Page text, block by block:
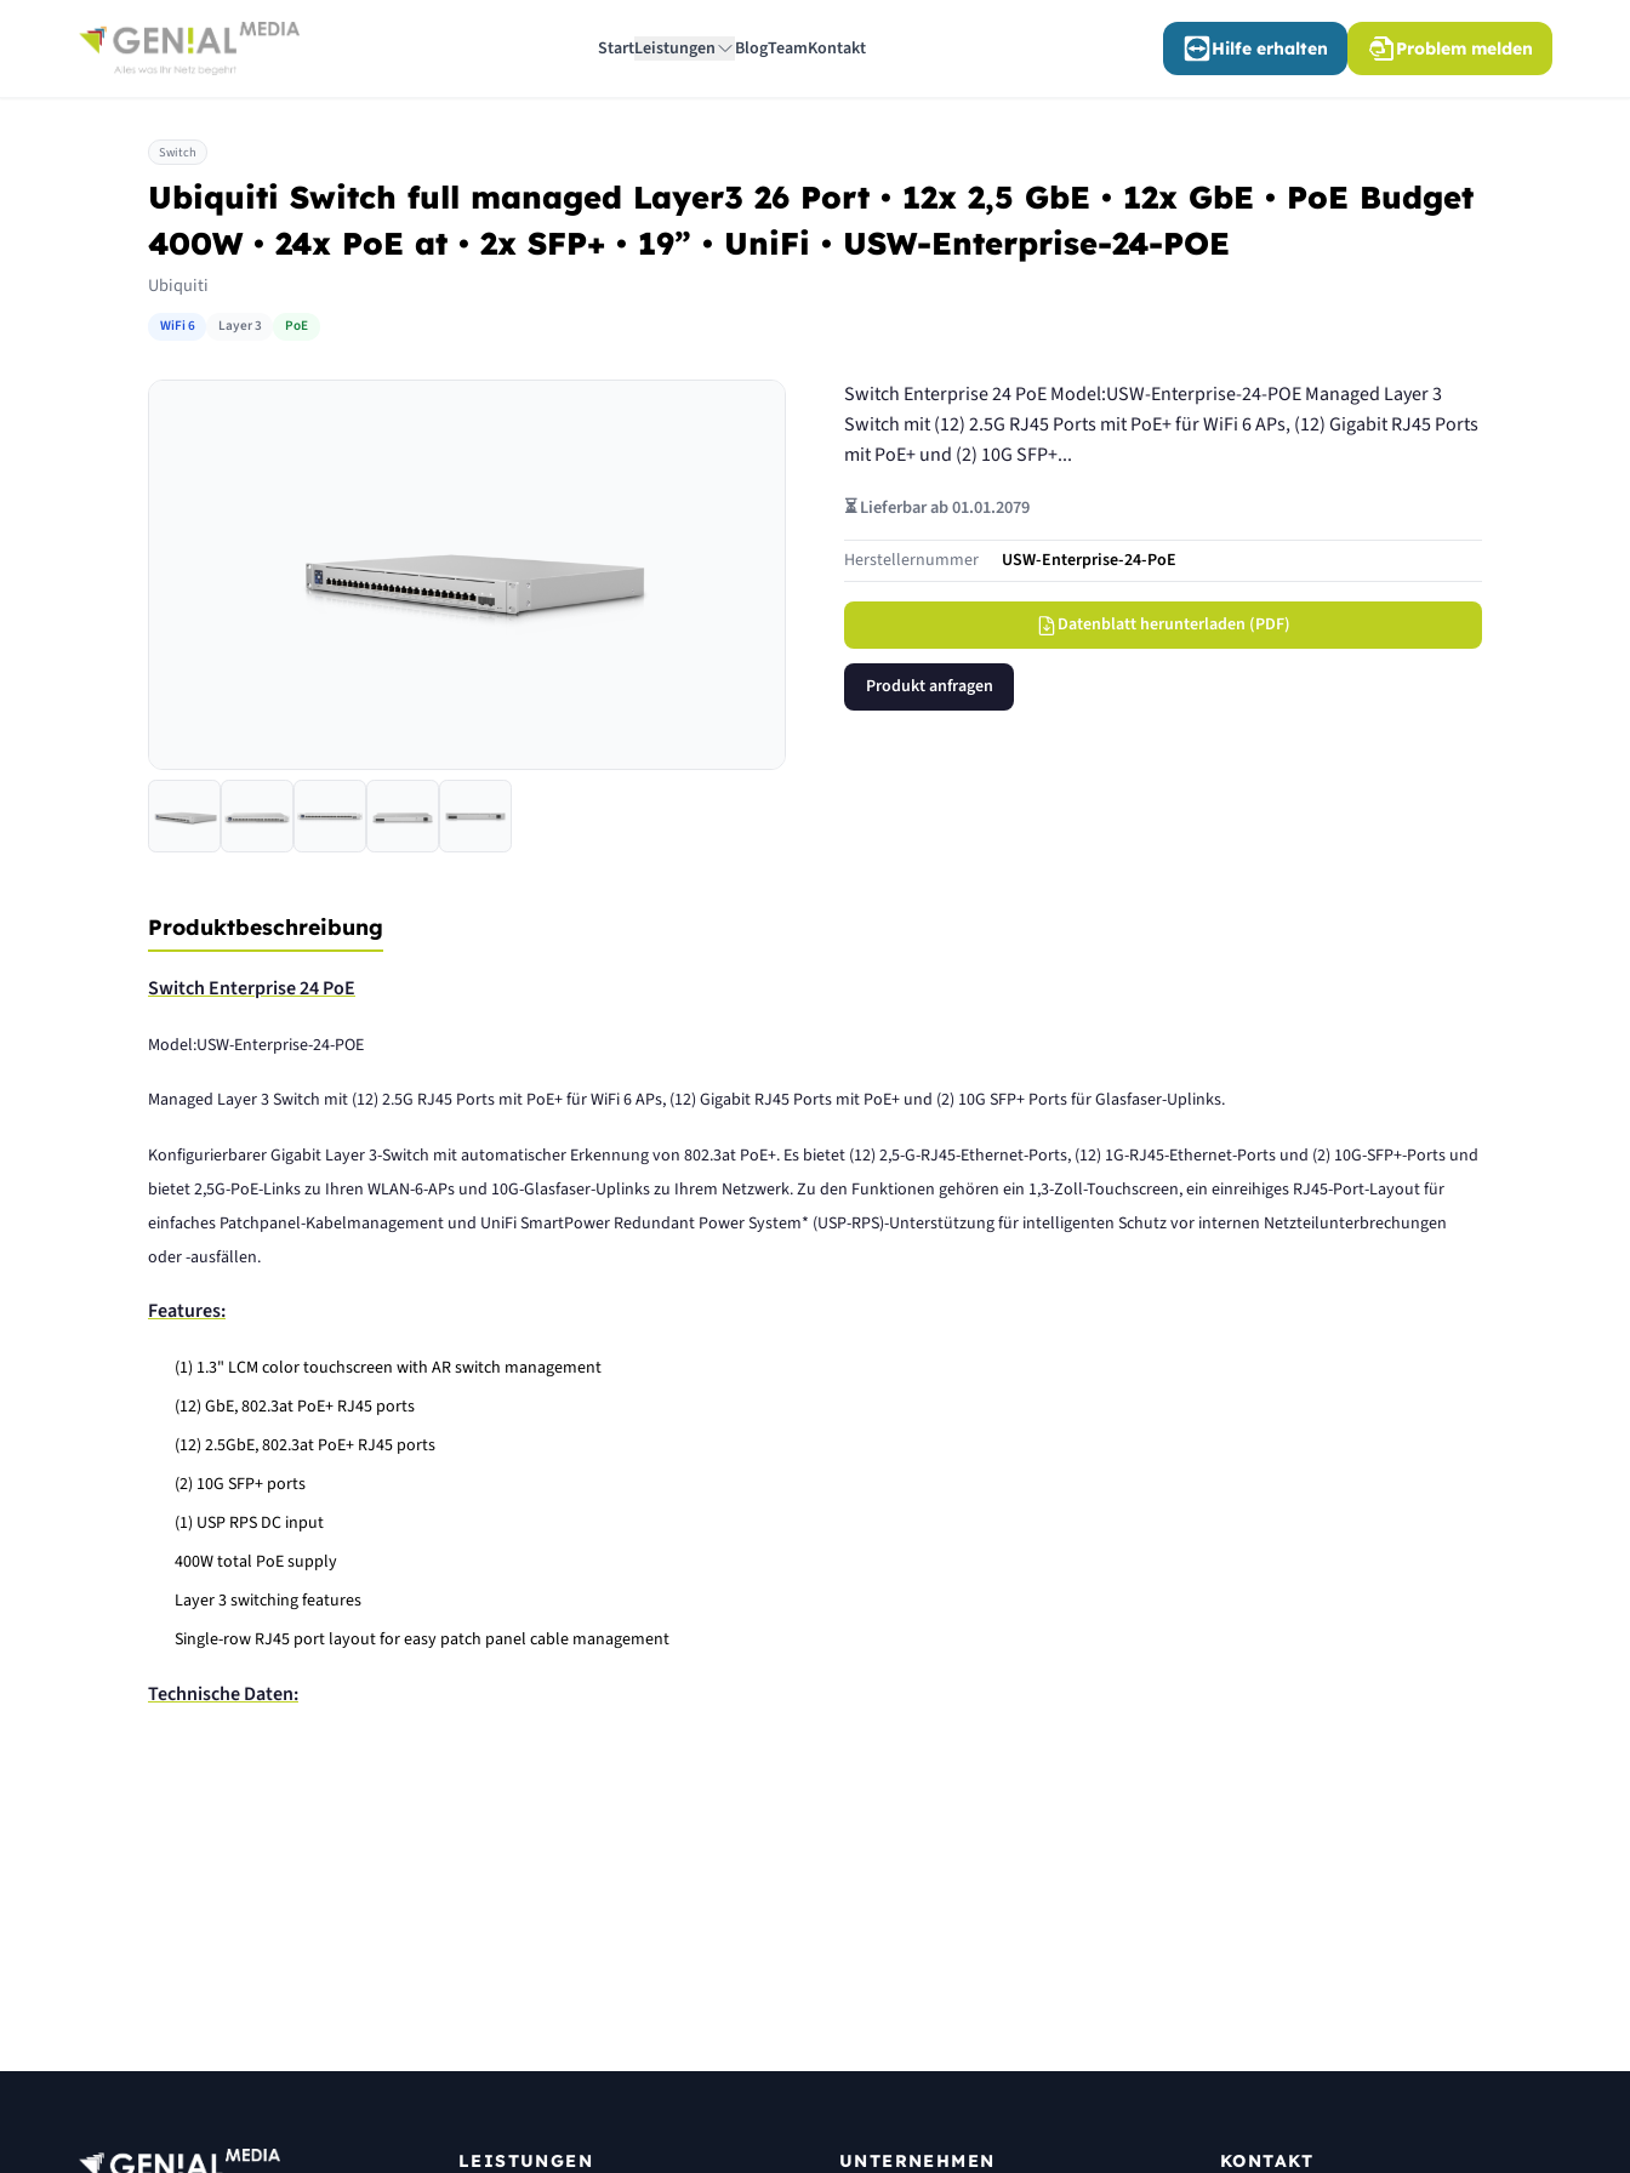
StartLeistungen BlogTeamKontakt Hilfe erhalten Problem melden
Switch
Ubiquiti Switch full managed Layer3 26 Port • 12x 2,5 GbE • 12x GbE • PoE Budget
400W • 24x PoE at • 2x SFP+ • 19” • UniFi • USW-Enterprise-24-POE
Ubiquiti
WiFi 6 Layer 3 PoE
Switch Enterprise 24 PoE Model:USW-Enterprise-24-POE Managed Layer 3
Switch mit (12) 2.5G RJ45 Ports mit PoE+ für WiFi 6 APs, (12) Gigabit RJ45 Ports
mit PoE+ und (2) 10G SFP+...
⏳ Lieferbar ab 01.01.2079
Herstellernummer USW-Enterprise-24-PoE
Datenblatt herunterladen (PDF)
Produkt anfragen
Produktbeschreibung
Switch Enterprise 24 PoE
Model:USW-Enterprise-24-POE
Managed Layer 3 Switch mit (12) 2.5G RJ45 Ports mit PoE+ für WiFi 6 APs, (12) Gigabit RJ45 Ports mit PoE+ und (2) 10G SFP+ Ports für Glasfaser-Uplinks.
Konfigurierbarer Gigabit Layer 3-Switch mit automatischer Erkennung von 802.3at PoE+. Es bietet (12) 2,5-G-RJ45-Ethernet-Ports, (12) 1G-RJ45-Ethernet-Ports und (2) 10G-SFP+-Ports und
bietet 2,5G-PoE-Links zu Ihren WLAN-6-APs und 10G-Glasfaser-Uplinks zu Ihrem Netzwerk. Zu den Funktionen gehören ein 1,3-Zoll-Touchscreen, ein einreihiges RJ45-Port-Layout für
einfaches Patchpanel-Kabelmanagement und UniFi SmartPower Redundant Power System* (USP-RPS)-Unterstützung für intelligenten Schutz vor internen Netzteilunterbrechungen
oder -ausfällen.
Features:
(1) 1.3" LCM color touchscreen with AR switch management
(12) GbE, 802.3at PoE+ RJ45 ports
(12) 2.5GbE, 802.3at PoE+ RJ45 ports
(2) 10G SFP+ ports
(1) USP RPS DC input
400W total PoE supply
Layer 3 switching features
Single-row RJ45 port layout for easy patch panel cable management
Technische Daten:
LEISTUNGEN UNTERNEHMEN KONTAKT